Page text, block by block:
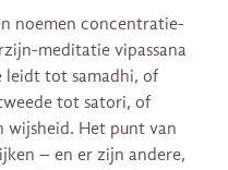
noemen concentratie-
meditatie vipassana
leidt tot samadhi, of
tot satori, of
wijsheid. Het punt van
– en er zijn andere,